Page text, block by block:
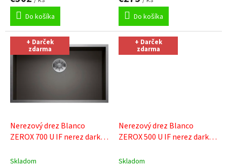
Do košíka
Do košíka
+ Darček
zdarma
Nerezový drez Blanco
ZEROX 700 U IF nerez dark
Skladom
+ Darček
zdarma
Nerezový drez Blanco
ZEROX 500 U IF nerez dark
Skladom